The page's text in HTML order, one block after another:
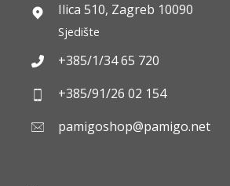
Ilica 510, Zagreb 10090
Sjedište
+385/1/34 65 720
+385/91/26 02 154
pamigoshop@pamigo.net